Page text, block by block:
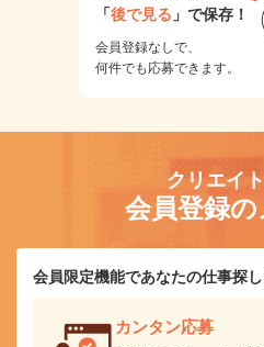
「後で見る 」で保存！
会員登録なしで、
何件でも応募できます。
クリエイ
会員登録の
会員限定機能であなたの仕事探し
カンタン応募